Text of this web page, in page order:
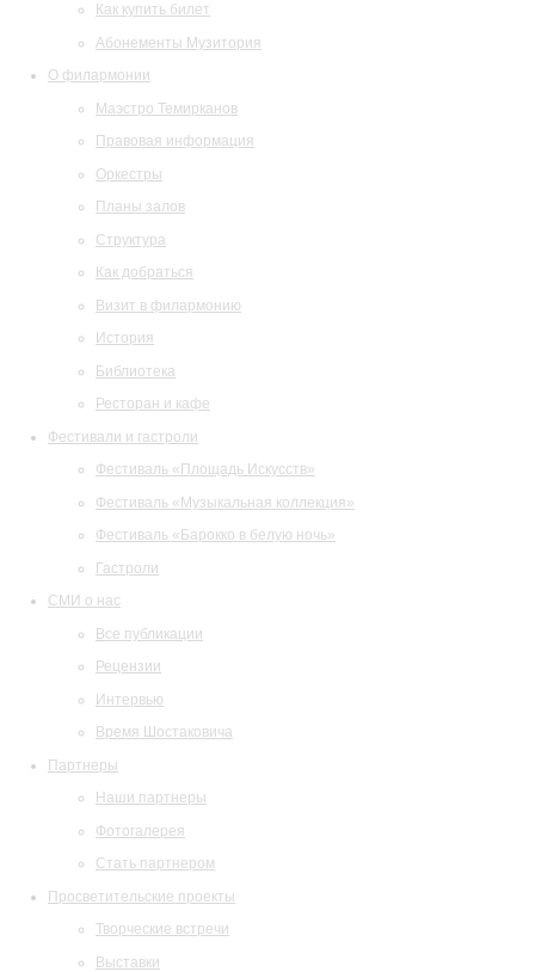
Как купить билет
Абонементы Музитория
О филармонии
Маэстро Темирканов
Правовая информация
Оркестры
Планы залов
Структура
Как добраться
Визит в филармонию
История
Библиотека
Ресторан и кафе
Фестивали и гастроли
Фестиваль «Площадь Искусств»
Фестиваль «Музыкальная коллекция»
Фестиваль «Барокко в белую ночь»
Гастроли
СМИ о нас
Все публикации
Рецензии
Интервью
Время Шостаковича
Партнеры
Наши партнеры
Фотогалерея
Стать партнером
Просветительские проекты
Творческие встречи
Выставки